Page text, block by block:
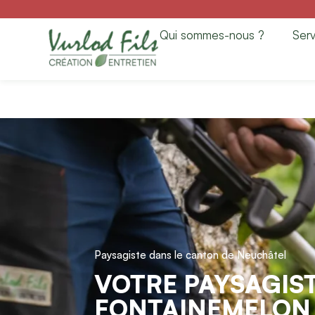
Qui sommes-nous ?
Paysagiste à
& Entretien
Paysagiste dans le canton de Neuchâtel
VOTRE
FONTAINEMELON